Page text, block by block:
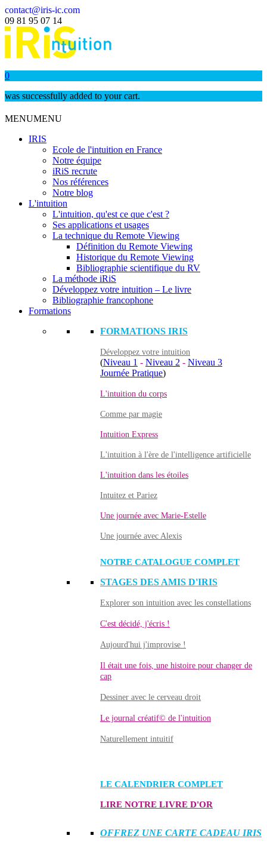
contact@iris-ic.com
09 81 95 07 14
0
was successfully added to your cart.
MENUMENU
IRIS
Ecole de l'intuition en France
Notre équipe
iRiS recrute
Nos références
Notre blog
L'intuition
L'intuition, qu'est ce que c'est ?
Ses applications et usages
La technique du Remote Viewing
Définition du Remote Viewing
Historique du Remote Viewing
Bibliographie scientifique du RV
La méthode iRiS
Développez votre intuition – Le livre
Bibliographie francophone
Formations
FORMATIONS IRIS
Développez votre intuition
(Niveau 1 - Niveau 2 - Niveau 3
Journée Pratique)
L'intuition du corps
Comme par magie
Intuition Express
L'intuition à l'ère de l'intelligence artificielle
L'intuition dans les étoiles
Intuitez et Pariez
Une journée avec Marie-Estelle
Une journée avec Alexis
NOTRE CATALOGUE COMPLET
STAGES DES AMIS D'IRIS
Explorer son intuition avec les constellations
C'est décidé, j'écris !
Aujourd'hui j'improvise !
Il était une fois, une histoire pour changer de
cap
Dessiner avec le cerveau droit
Le journal créatif© de l'intuition
Naturellement intuitif
LE CALENDRIER COMPLET
LIRE NOTRE LIVRE D'OR
OFFREZ UNE CARTE CADEAU IRIS